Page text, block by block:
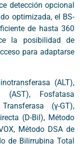
detección opcional
optimizada, el BS-
de hasta 360
la posibilidad de
para adaptarse
(ALT),
(AST), Fosfatasa
(γ-GT),
(D-Bil), Método
Método DSA de
de Bilirrubina Total